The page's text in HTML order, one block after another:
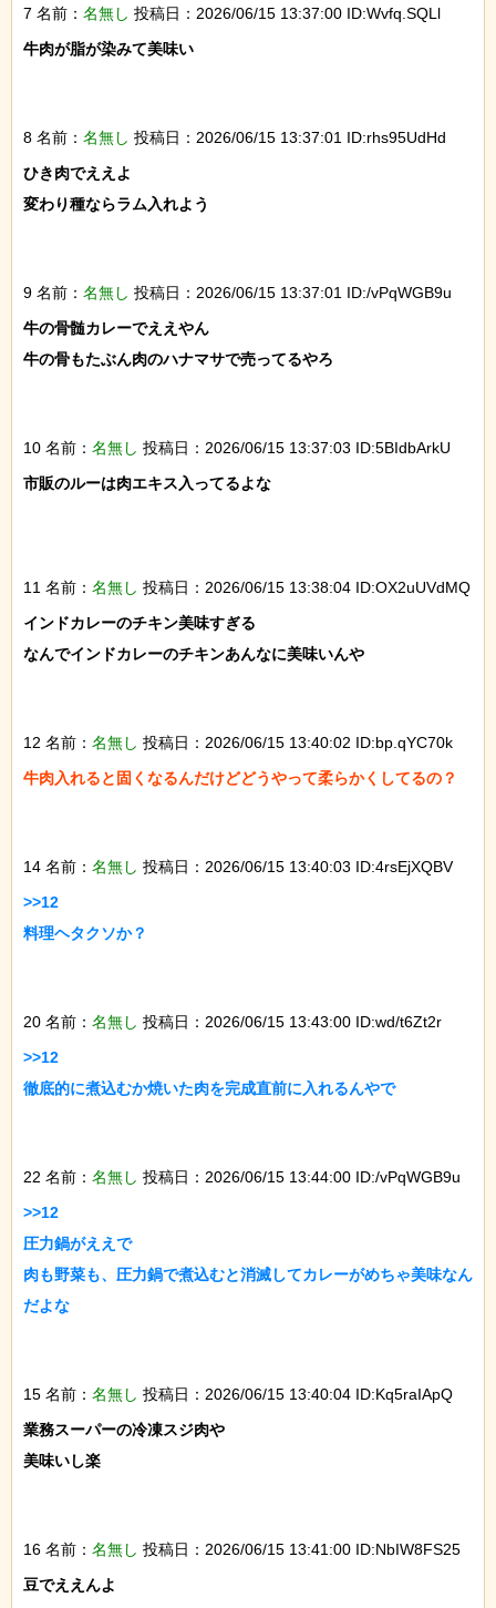
7 名前： 名無し 投稿日：2026/06/15 13:37:00 ID:Wvfq.SQLl
牛肉が脂が染みて美味い
8 名前： 名無し 投稿日：2026/06/15 13:37:01 ID:rhs95UdHd
ひき肉でええよ
変わり種ならラム入れよう
9 名前： 名無し 投稿日：2026/06/15 13:37:01 ID:/vPqWGB9u
牛の骨髄カレーでええやん
牛の骨もたぶん肉のハナマサで売ってるやろ
10 名前： 名無し 投稿日：2026/06/15 13:37:03 ID:5BIdbArkU
市販のルーは肉エキス入ってるよな
11 名前： 名無し 投稿日：2026/06/15 13:38:04 ID:OX2uUVdMQ
インドカレーのチキン美味すぎる
なんでインドカレーのチキンあんなに美味いんや
12 名前： 名無し 投稿日：2026/06/15 13:40:02 ID:bp.qYC70k
牛肉入れると固くなるんだけどどうやって柔らかくしてるの？
14 名前： 名無し 投稿日：2026/06/15 13:40:03 ID:4rsEjXQBV
>>12
料理ヘタクソか？
20 名前： 名無し 投稿日：2026/06/15 13:43:00 ID:wd/t6Zt2r
>>12
徹底的に煮込むか焼いた肉を完成直前に入れるんやで
22 名前： 名無し 投稿日：2026/06/15 13:44:00 ID:/vPqWGB9u
>>12
圧力鍋がええで
肉も野菜も、圧力鍋で煮込むと消滅してカレーがめちゃ美味なん
だよな
15 名前： 名無し 投稿日：2026/06/15 13:40:04 ID:Kq5raIApQ
業務スーパーの冷凍スジ肉や
美味いし楽
16 名前： 名無し 投稿日：2026/06/15 13:41:00 ID:NbIW8FS25
豆でええんよ